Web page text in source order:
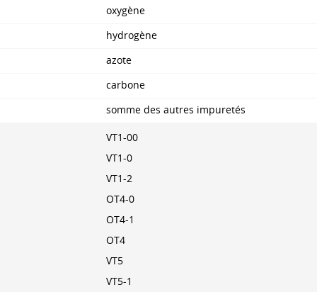
oxygène
hydrogène
azote
carbone
somme des autres impuretés
VT1-00
VT1-0
VT1-2
OT4-0
OT4-1
OT4
VT5
VT5-1